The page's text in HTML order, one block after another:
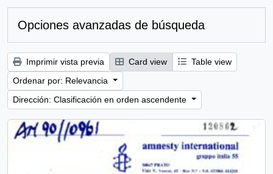
Opciones avanzadas de búsqueda
Imprimir vista previa Card view
Table view
Ordenar por: Relevancia
Dirección: Clasificación en orden ascendente